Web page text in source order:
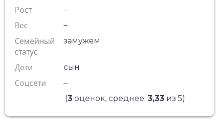
Рост –
Вес –
Семейный
статус
замужем
Дети сын
Соцсети
–
(3 оценок, среднее: 3,33 из 5)